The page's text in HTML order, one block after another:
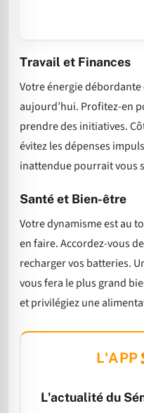
Travail et Finances
Votre énergie
aujourd’hui. Profitez-en
prendre des initiatives.
évitez les dépenses
inattendue pourrait vous
Santé et Bien-être
Votre dynamisme est au
en faire. Accordez-vous
recharger vos batteries.
vous fera le plus grand
et privilégiez une
L'APP
L'actualité du